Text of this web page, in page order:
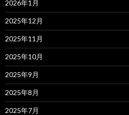
2026年1月
2025年12月
2025年11月
2025年10月
2025年9月
2025年8月
2025年7月